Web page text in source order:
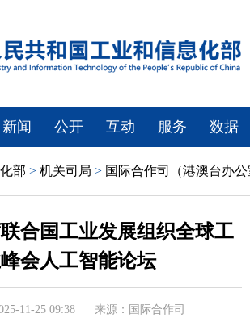
新闻 公开 互动 服务 数据
部 > 机关司局 > 国际合作司（港澳台办
合国工业发展组织全球工
会人工智能论坛
11-25 09:38 来源：国际合作司